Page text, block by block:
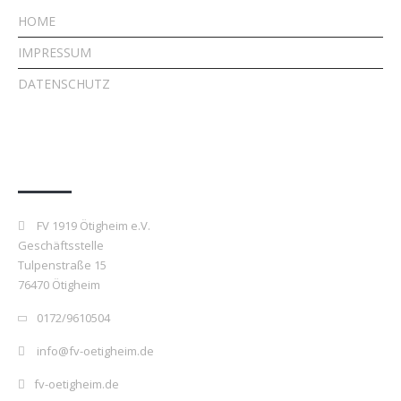
HOME
IMPRESSUM
DATENSCHUTZ
FV 1919 Ötigheim e.V.
Geschäftsstelle
Tulpenstraße 15
76470 Ötigheim
0172/9610504
info@fv-oetigheim.de
fv-oetigheim.de